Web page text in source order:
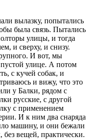
вылазку, попытались
была связь. Пытались
улицы, и тогда
и сверху, и снизу.
И вот, мы
улице. А потом
с кучей собак, и
и вижу, что это
у Балки, рядом с
русские, с другой
с применением
И к ним два снаряда
машину, и они бежали
вещей, практически.